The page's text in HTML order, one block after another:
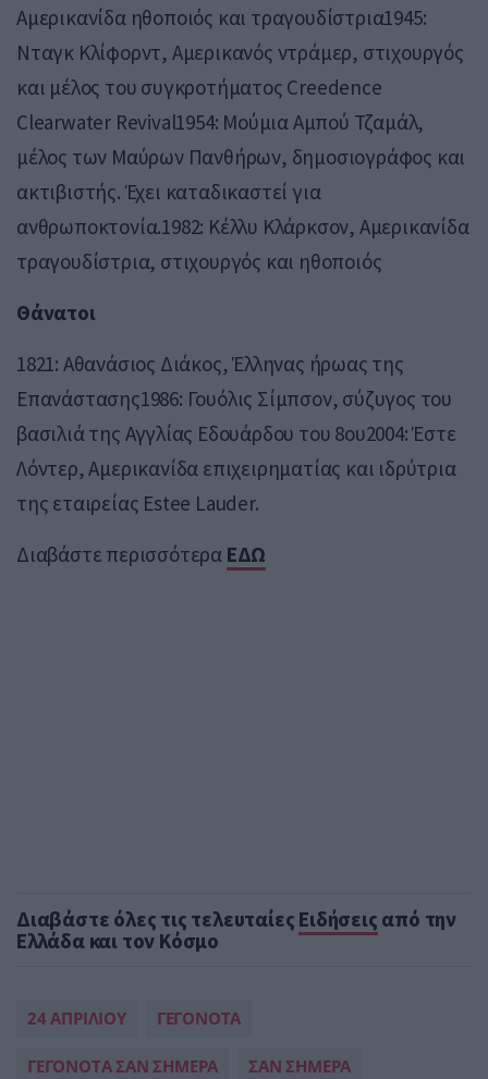
Αμερικανίδα ηθοποιός και τραγουδίστρια1945:
Νταγκ Κλίφορντ, Αμερικανός ντράμερ, στιχουργός
και μέλος του συγκροτήματος Creedence
Clearwater Revival1954: Μούμια Αμπού Τζαμάλ,
μέλος των Μαύρων Πανθήρων, δημοσιογράφος και
ακτιβιστής. Έχει καταδικαστεί για
ανθρωποκτονία.1982: Κέλλυ Κλάρκσον, Αμερικανίδα
τραγουδίστρια, στιχουργός και ηθοποιός
Θάνατοι
1821: Αθανάσιος Διάκος, Έλληνας ήρωας της
Επανάστασης1986: Γουόλις Σίμπσον, σύζυγος του
βασιλιά της Αγγλίας Εδουάρδου του 8ου2004: Έστε
Λόντερ, Αμερικανίδα επιχειρηματίας και ιδρύτρια
της εταιρείας Estee Lauder.
Διαβάστε περισσότερα ΕΔΩ
Διαβάστε όλες τις τελευταίες Ειδήσεις από την
Ελλάδα και τον Κόσμο
24 ΑΠΡΙΛΙΟΥ ΓΕΓΟΝΟΤΑ
ΓΕΓΟΝΟΤΑ ΣΑΝ ΣΗΜΕΡΑ ΣΑΝ ΣΗΜΕΡΑ